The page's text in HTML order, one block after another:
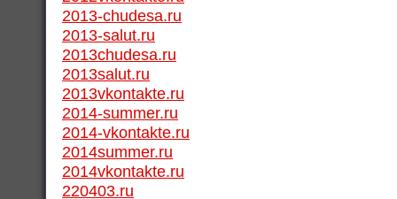
2013-chudesa.ru
2013-salut.ru
2013chudesa.ru
2013salut.ru
2013vkontakte.ru
2014-summer.ru
2014-vkontakte.ru
2014summer.ru
2014vkontakte.ru
220403.ru